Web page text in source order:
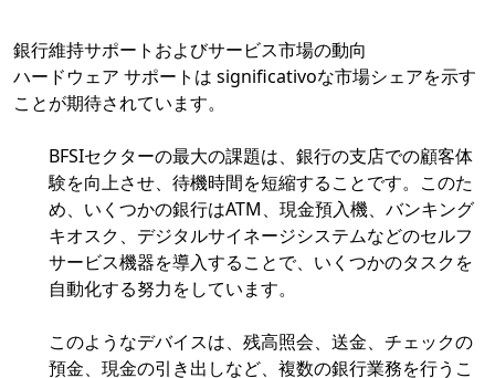
銀行維持サポートおよびサービス市場の動向
ハードウェア サポートは significativoな市場シェアを示す
ことが期待されています。
BFSIセクターの最大の課題は、銀行の支店での顧客体
験を向上させ、待機時間を短縮することです。このた
め、いくつかの銀行はATM、現金預入機、バンキング
キオスク、デジタルサイネージシステムなどのセルフ
サービス機器を導入することで、いくつかのタスクを
自動化する努力をしています。
このようなデバイスは、残高照会、送金、チェックの
預金、現金の引き出しなど、複数の銀行業務を行うこ